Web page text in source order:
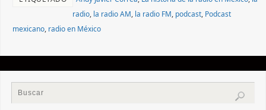
radio, la radio AM, la radio FM, podcast, Podcast
mexicano, radio en México